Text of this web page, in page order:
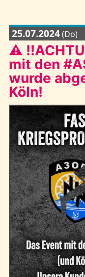
25.07.2024(Do)
⚠
mit den
wurde
Köln!